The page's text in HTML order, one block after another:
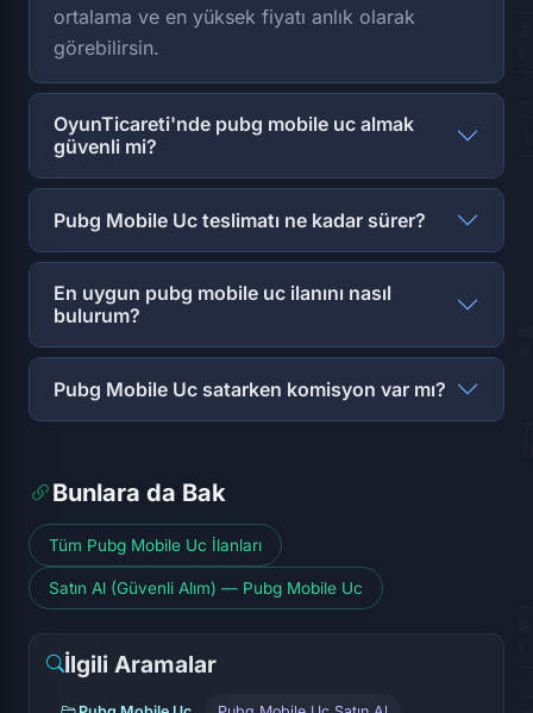
ortalama ve en yüksek fiyatı anlık olarak
görebilirsin.
OyunTicareti'nde pubg mobile uc almak
güvenli mi?
Pubg Mobile Uc teslimatı ne kadar sürer?
En uygun pubg mobile uc ilanını nasıl
bulurum?
Pubg Mobile Uc satarken komisyon var mı?
Bunlara da Bak
Tüm Pubg Mobile Uc İlanları
Satın Al (Güvenli Alım) — Pubg Mobile Uc
İlgili Aramalar